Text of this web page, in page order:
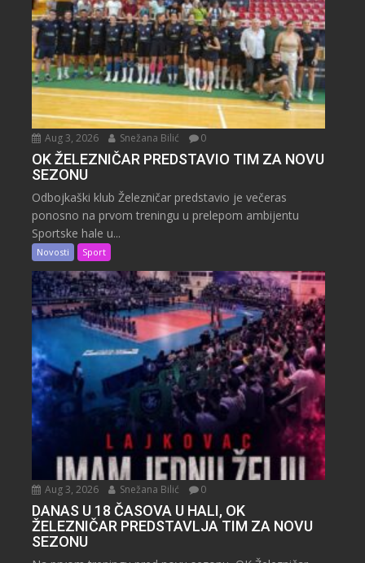
Aug 3, 2026 Snežana Bilić 0
OK ŽELEZNIČAR PREDSTAVIO TIM ZA NOVU
SEZONU
Odbojkaški klub Železničar predstavio je večeras
ponosno na prvom treningu u prelepom ambijentu
Sportske hale u...
Novosti Sport
Aug 3, 2026 Snežana Bilić 0
DANAS U 18 ČASOVA U HALI, OK
ŽELEZNIČAR PREDSTAVLJA TIM ZA NOVU
SEZONU